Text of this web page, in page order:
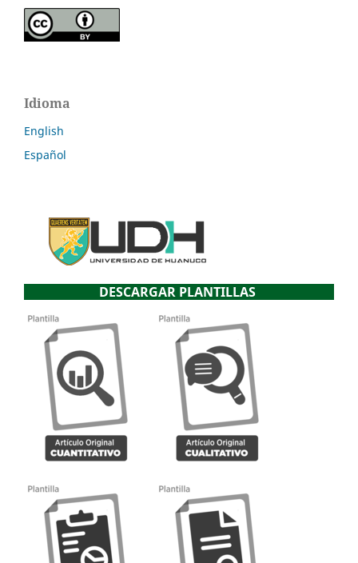
Idioma
English
Español
DESCARGAR PLANTILLAS